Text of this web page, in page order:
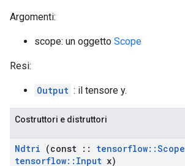
Argomenti:
scope: un oggetto Scope
Resi:
Output : il tensore y.
Costruttori e distruttori
Ndtri (const :: tensorflow::Scope
tensorflow:: Input x)